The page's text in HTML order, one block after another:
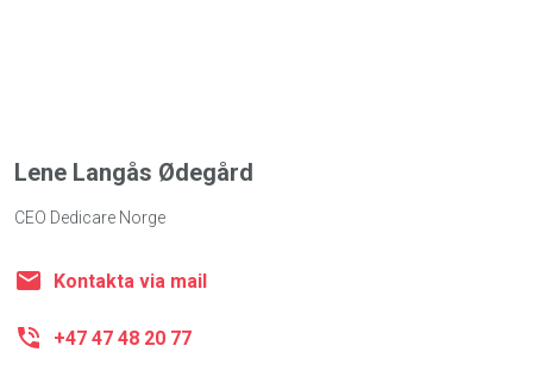
Lene Langås Ødegård
CEO Dedicare Norge
Kontakta via mail
+47 47 48 20 77